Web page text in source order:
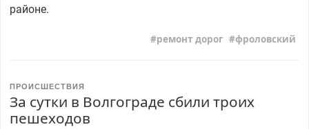
районе.
ремонт дорог фроловский
ПРОИСШЕСТВИЯ
За сутки в Волгограде сбили троих
пешеходов